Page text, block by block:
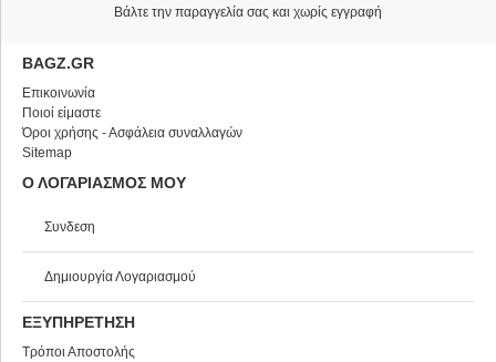
Βάλτε την παραγγελία σας και χωρίς εγγραφή
BAGZ.GR
Επικοινωνία
Ποιοί είμαστε
Όροι χρήσης - Ασφάλεια συναλλαγών
Sitemap
Ο ΛΟΓΑΡΙΑΣΜΟΣ ΜΟΥ
Συνδεση
Δημιουργία Λογαριασμού
ΕΞΥΠΗΡΕΤΗΣΗ
Τρόποι Αποστολής